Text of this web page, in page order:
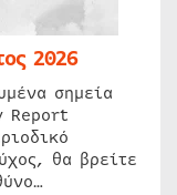
2026
σημεία
Report
θα βρείτε